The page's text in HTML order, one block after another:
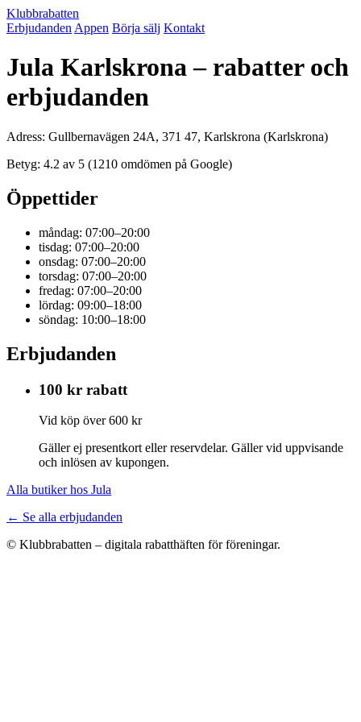
Klubbrabatten
Erbjudanden Appen Börja sälj Kontakt
Jula Karlskrona – rabatter och
erbjudanden
Adress: Gullbernavägen 24A, 371 47, Karlskrona (Karlskrona)
Betyg: 4.2 av 5 (1210 omdömen på Google)
Öppettider
måndag: 07:00–20:00
tisdag: 07:00–20:00
onsdag: 07:00–20:00
torsdag: 07:00–20:00
fredag: 07:00–20:00
lördag: 09:00–18:00
söndag: 10:00–18:00
Erbjudanden
100 kr rabatt
Vid köp över 600 kr
Gäller ej presentkort eller reservdelar. Gäller vid uppvisande
och inlösen av kupongen.
Alla butiker hos Jula
← Se alla erbjudanden
© Klubbrabatten – digitala rabatthäften för föreningar.